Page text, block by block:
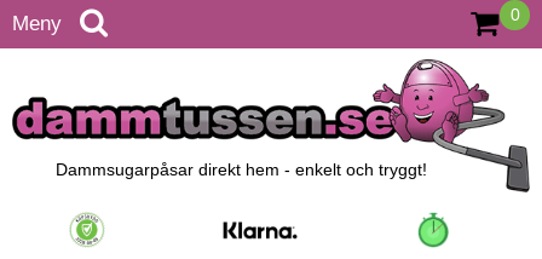
Meny 0
Dammsugarpåsar direkt hem - enkelt och tryggt!